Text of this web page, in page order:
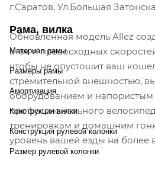
г.Саратов, Ул.Большая
Обновленная модель Allez
атак и превосходных
чтобы не опустошит ваш
стремительной внешностью,
оборудованием и напористым
профессионального
тренировкам и домашним
уровень вашей езды на более
Рама, вилка
Материал рамы
Размеры рамы
Амортизация
Конструкция вилки
Конструкция рулевой колонки
Размер рулевой колонки